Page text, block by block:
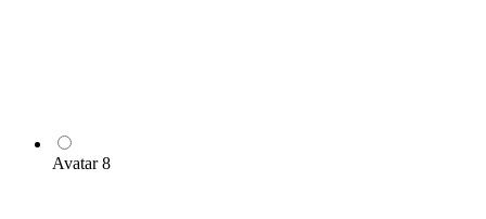
Avatar 8